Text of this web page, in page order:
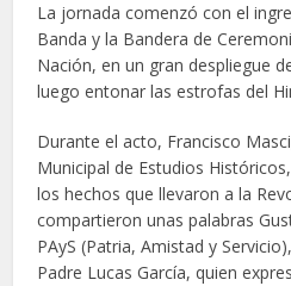
La jornada comenzó con el
Banda y la Bandera de
Nación, en un gran despliegue
luego entonar las estrofas del
Durante el acto, Francisco
Municipal de Estudios
los hechos que llevaron a la
compartieron unas palabras
PAyS (Patria, Amistad y
Padre Lucas García, quien